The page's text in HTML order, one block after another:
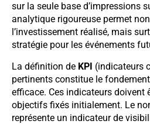
sur la seule base d’impressions
analytique rigoureuse permet
l’investissement réalisé, mais
stratégie pour les événements
La définition de KPI (indicateurs
pertinents constitue le
efficace. Ces indicateurs doivent
objectifs fixés initialement. Le
représente un indicateur de